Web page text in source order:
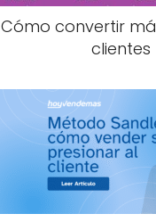
Cómo convertir
clientes